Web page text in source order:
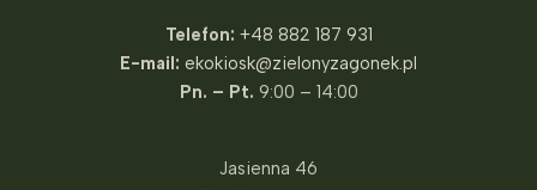
Telefon: +48 882 187 931
E-mail: ekokiosk@zielonyzagonek.pl
Pn. – Pt. 9:00 – 14:00
Jasienna 46